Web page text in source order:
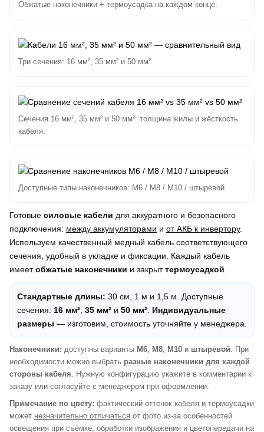
Обжатые наконечники + термоусадка на каждом конце.
Три сечения: 16 мм², 35 мм² и 50 мм².
Сечения 16 мм², 35 мм² и 50 мм²: толщина жилы и жёсткость
кабеля.
Доступные типы наконечников: M6 / M8 / M10 / штыревой.
Готовые силовые кабели для аккуратного и безопасного
подключения: между аккумуляторами и от АКБ к инвертору.
Используем качественный медный кабель соответствующего
сечения, удобный в укладке и фиксации. Каждый кабель
имеетобжатые наконечники и закрыттермоусадкой.
Стандартные длины: 30 см, 1 м и 1,5 м. Доступные
сечения: 16 мм² 35 мм² и 50 мм² Индивидуальные
размеры — изготовим, стоимость уточняйте у менеджера.
Наконечники: доступны варианты M6, M8, M10 и штыревой. При
необходимости можно выбрать разные наконечники для каждой
стороны кабеля. Нужную конфигурацию укажите в комментарии к
заказу или согласуйте с менеджером при оформлении.
Примечание по цвету: фактический оттенок кабеля и термоусадки
может незначительно отличаться от фото из-за особенностей
освещения при съёмке, обработки изображения и цветопередачи на